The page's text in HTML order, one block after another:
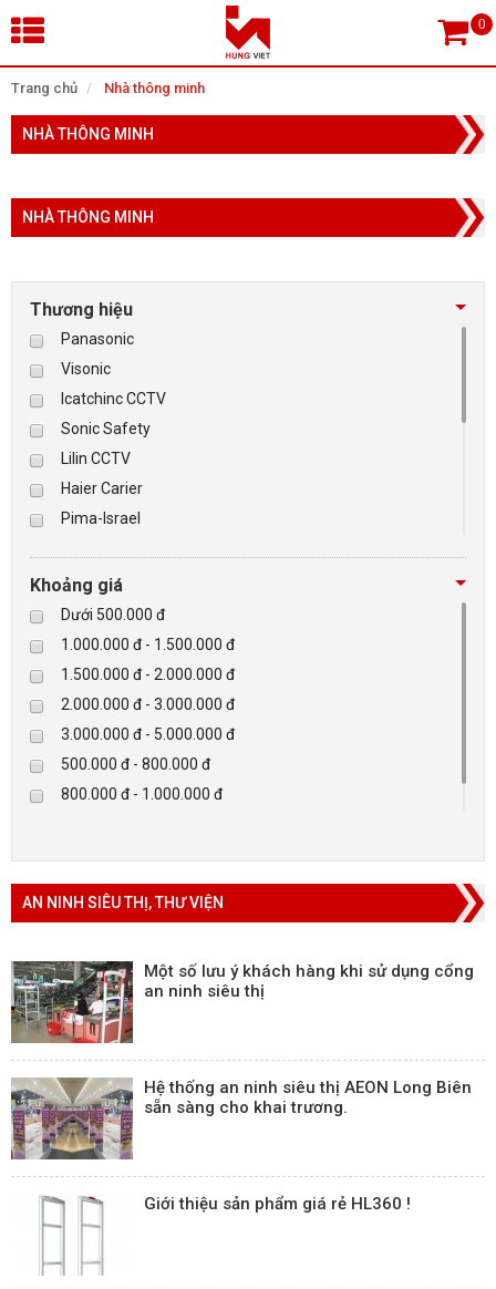
Trang chủ Nhà thông minh
NHÀ THÔNG MINH
NHÀ THÔNG MINH
Thương hiệu
Panasonic
Visonic
Icatchinc CCTV
Sonic Safety
Lilin CCTV
Haier Carier
Pima-Israel
Checkpoint
Paradox-Canada
D-max
HIKVISON
Eguard
Khác
Rapiscan
Khoảng giá
Dưới 500.000 đ
1.000.000 đ - 1.500.000 đ
1.500.000 đ - 2.000.000 đ
2.000.000 đ - 3.000.000 đ
3.000.000 đ - 5.000.000 đ
500.000 đ - 800.000 đ
800.000 đ - 1.000.000 đ
AN NINH SIÊU THỊ, THƯ VIỆN
Một số lưu ý khách hàng khi sử dụng cổng
an ninh siêu thị
Hệ thống an ninh siêu thị AEON Long Biên
sẵn sàng cho khai trương.
Giới thiệu sản phẩm giá rẻ HL360 !
×
Tìm theo danh mục
TRANG CHỦ
CAMERA GIÁM SÁT
KIỂM SOÁT VÀO RA
LIÊN HỆ